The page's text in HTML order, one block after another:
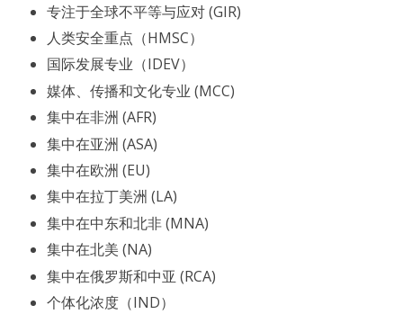
专注于全球不平等与应对 (GIR)
人类安全重点（HMSC）
国际发展专业（IDEV）
媒体、传播和文化专业 (MCC)
集中在非洲 (AFR)
集中在亚洲 (ASA)
集中在欧洲 (EU)
集中在拉丁美洲 (LA)
集中在中东和北非 (MNA)
集中在北美 (NA)
集中在俄罗斯和中亚 (RCA)
个体化浓度（IND）